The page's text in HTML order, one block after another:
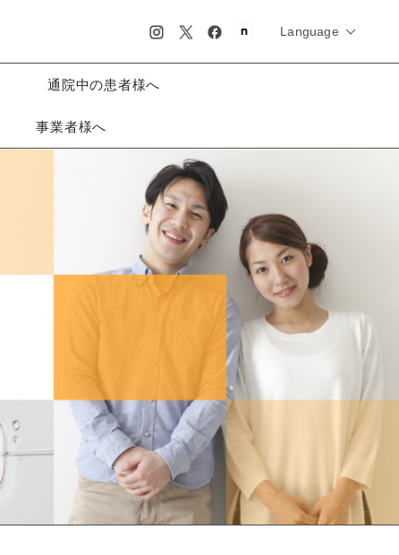
Language
通院中の患者様へ
事業者様へ